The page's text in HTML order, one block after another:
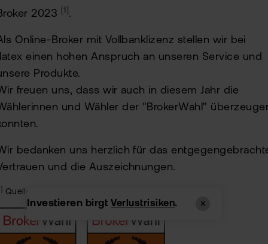
2023
[1] .
Online-Broker mit Vollbanklizenz stellen wir bei
einen hohen Anspruch an unseren Service und
Produkte.
freuen uns, dass wir auch in diesem Jahr die
und Wähler der "BrokerWahl"
bedanken uns herzlich für das
und die Auszeichnungen.
Quelle:
Investieren birgtVerlustrisiken.